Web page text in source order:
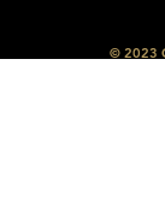
​© 2023